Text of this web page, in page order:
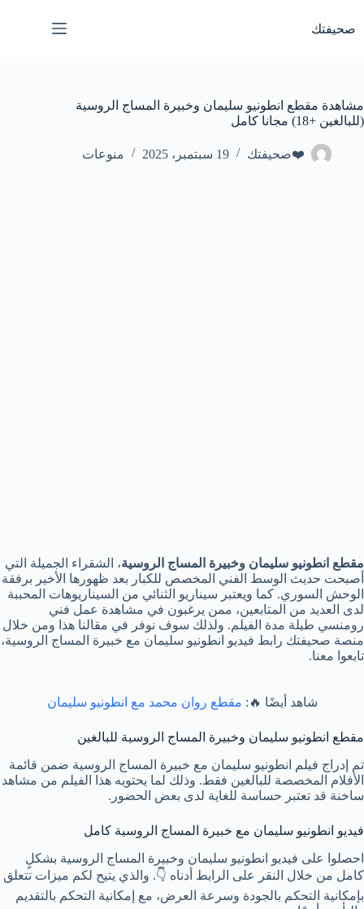
المحتوى
صحيفتك
مشاهدة مقطع انطونيو سليمان وخبيرة المساج الروسية
(للبالغين +18) مجانا كامل
❤️صحيفتك 19 سبتمبر، 2025 منوعات
مقطع انطونيو سليمان وخبيرة المساج الروسية، الشقراء الجميلة التي
أصبحت حديث الوسط الفني المخصص للكبار بعد ظهورها الأخير برفقة
الوحش السوري. كما ويعتبر سيناريو الثنائي من السيناريوهات المحببة
لدى العديد من المتابعين، ممن يرغبون في مشاهدة عمل فني
رومنسي طيلة مدة الفيلم. ولذلك سوف نوفر في مقالنا هذا ومن خلال
منصة صحيفتك رابط فيديو انطونيو سليمان مع خبيرة المساج الروسية،
تابعوا معنا.
شاهد أيضًا 🔥: مقطع روان محمد مع انطونيو سليمان
مقطع انطونيو سليمان وخبيرة المساج الروسية للبالغين
تم إدراج فيلم انطونيو سليمان مع خبيرة المساج الروسية ضمن قائمة
الأفلام المخصصة للبالغين فقط. وذلك لما يحتويه هذا الفيلم من مشاهد
ساخنة قد تعتبر حساسة للغاية لدى بعض الحضور.
فيديو انطونيو سليمان مع خبيرة المساج الروسية كامل
احصلوا على فيديو انطونيو سليمان وخبيرة المساج الروسية بشكلٍ
كامل من خلال النقر على الرابط أدناه 👇. والذي يتيح لكم ميزات تتعلق
بإمكانية التحكم بالجودة وسرعة العرض، مع إمكانية التحكم بالتقديم